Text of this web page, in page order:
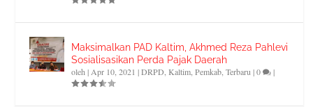
Maksimalkan PAD Kaltim, Akhmed Reza Pahlevi
Sosialisasikan Perda Pajak Daerah
oleh| Apr 10, 2021 |DRPD ,Kaltim ,Pemkab ,Terbaru |0 |